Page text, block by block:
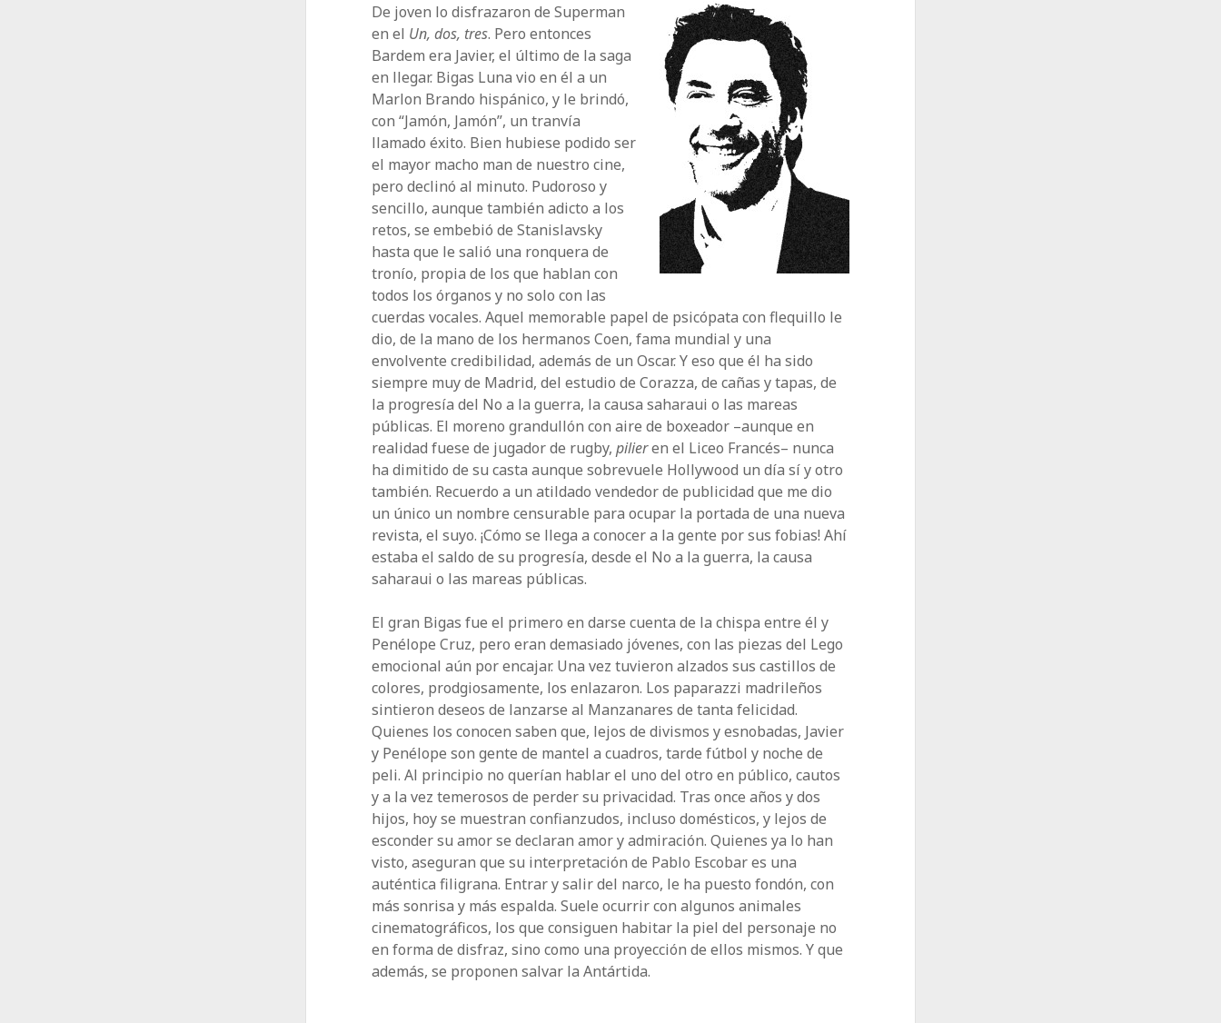
De joven lo disfrazaron de Superman
en el Un, dos, tres. Pero entonces
Bardem era Javier, el último de la saga
en llegar. Bigas Luna vio en él a un
Marlon Brando hispánico, y le brindó,
con “Jamón, Jamón”, un tranvía
llamado éxito. Bien hubiese podido ser
el mayor macho man de nuestro cine,
pero declinó al minuto. Pudoroso y
sencillo, aunque también adicto a los
retos, se embebió de Stanislavsky
hasta que le salió una ronquera de
tronío, propia de los que hablan con
todos los órganos y no solo con las
cuerdas vocales. Aquel memorable papel de psicópata con flequillo le
dio, de la mano de los hermanos Coen, fama mundial y una
envolvente credibilidad, además de un Oscar. Y eso que él ha sido
siempre muy de Madrid, del estudio de Corazza, de cañas y tapas, de
la progresía del No a la guerra, la causa saharaui o las mareas
públicas. El moreno grandullón con aire de boxeador –aunque en
realidad fuese de jugador de rugby,pilieren el Liceo Francés– nunca
ha dimitido de su casta aunque sobrevuele Hollywood un día sí y otro
también. Recuerdo a un atildado vendedor de publicidad que me dio
un único un nombre censurable para ocupar la portada de una nueva
revista, el suyo. ¡Cómo se llega a conocer a la gente por sus fobias! Ahí
estaba el saldo de su progresía, desde el No a la guerra, la causa
saharaui o las mareas públicas.
El gran Bigas fue el primero en darse cuenta de la chispa entre él y
Penélope Cruz, pero eran demasiado jóvenes, con las piezas del Lego
emocional aún por encajar. Una vez tuvieron alzados sus castillos de
colores, prodgiosamente, los enlazaron. Los paparazzi madrileños
sintieron deseos de lanzarse al Manzanares de tanta felicidad.
Quienes los conocen saben que, lejos de divismos y esnobadas, Javier
y Penélope son gente de mantel a cuadros, tarde fútbol y noche de
peli. Al principio no querían hablar el uno del otro en público, cautos
y a la vez temerosos de perder su privacidad. Tras once años y dos
hijos, hoy se muestran confianzudos, incluso domésticos, y lejos de
esconder su amor se declaran amor y admiración. Quienes ya lo han
visto, aseguran que su interpretación de Pablo Escobar es una
auténtica filigrana. Entrar y salir del narco, le ha puesto fondón, con
más sonrisa y más espalda. Suele ocurrir con algunos animales
cinematográficos, los que consiguen habitar la piel del personaje no
en forma de disfraz, sino como una proyección de ellos mismos. Y que
además, se proponen salvar la Antártida.